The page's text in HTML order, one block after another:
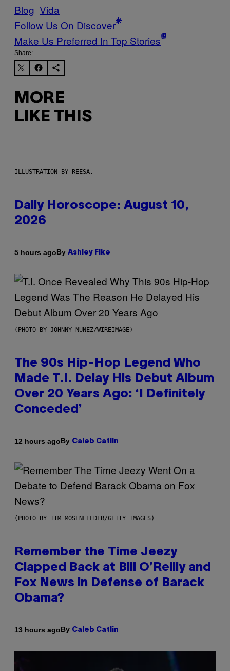
Blog Vida
Follow Us On Discover
Make Us Preferred In Top Stories
Share:
MORE
LIKE THIS
ILLUSTRATION BY REESA.
Daily Horoscope: August 10,
2026
5 hours agoBy Ashley Fike
(PHOTO BY JOHNNY NUNEZ/WIREIMAGE)
The 90s Hip-Hop Legend Who
Made T.I. Delay His Debut Album
Over 20 Years Ago: ‘I Definitely
Conceded’
12 hours agoBy Caleb Catlin
(PHOTO BY TIM MOSENFELDER/GETTY IMAGES)
Remember the Time Jeezy
Clapped Back at Bill O’Reilly and
Fox News in Defense of Barack
Obama?
13 hours agoBy Caleb Catlin